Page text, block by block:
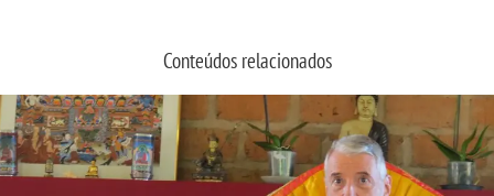
Conteúdos relacionados